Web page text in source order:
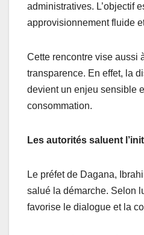
administratives. L’objectif
approvisionnement fluide
Cette rencontre vise aussi
transparence. En effet, la
devient un enjeu sensible
consommation.
Les autorités saluent
Le préfet de Dagana,
salué la démarche. Selon
favorise le dialogue et la